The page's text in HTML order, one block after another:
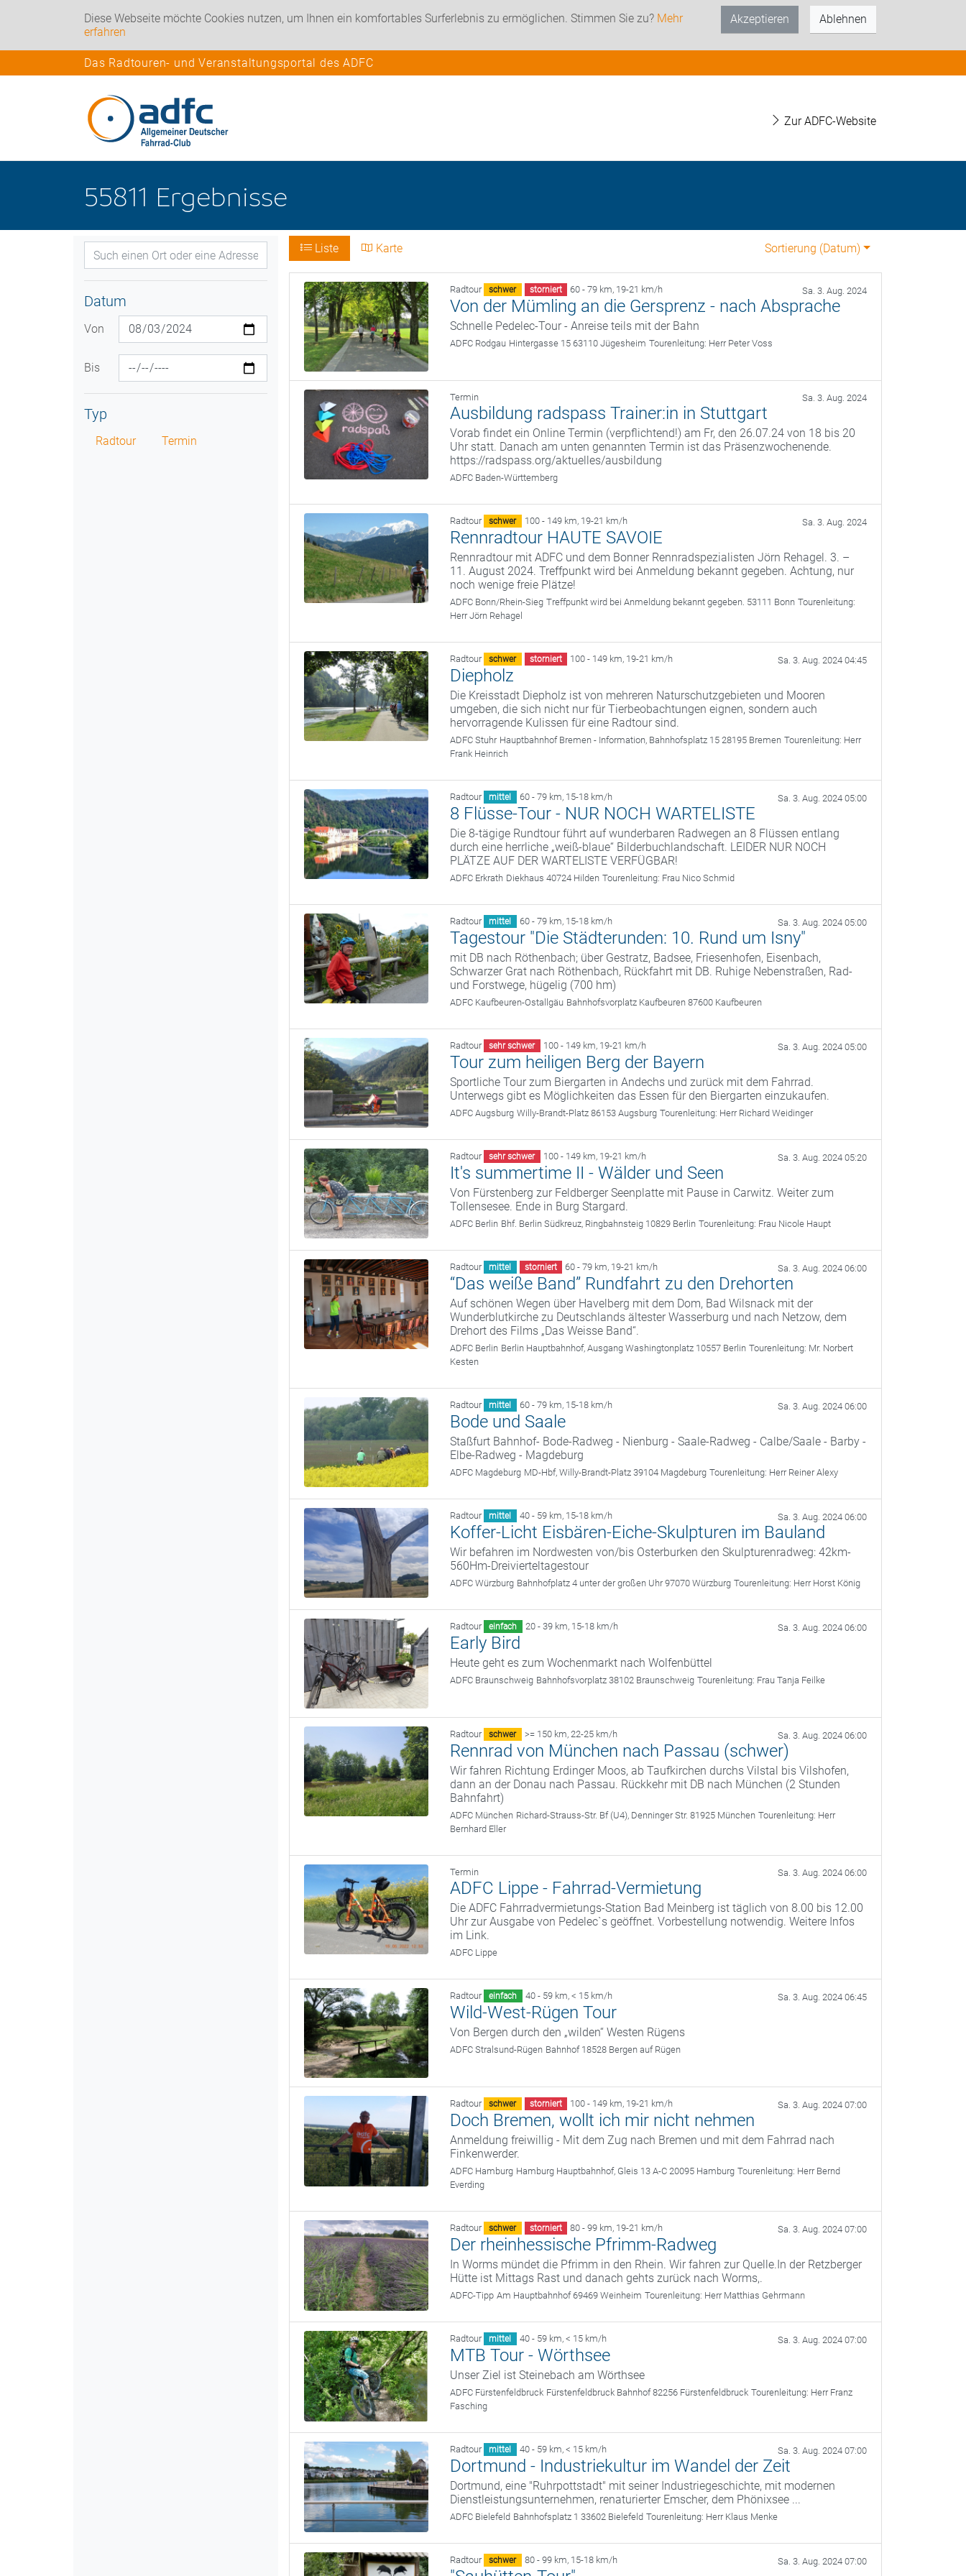
Diese Webseite möchte Cookies nutzen, um Ihnen ein komfortables Surferlebnis zu ermöglichen. Stimmen Sie zu? Mehr
erfahren
Akzeptieren Ablehnen
Das Radtouren- und Veranstaltungsportal des ADFC
Zur ADFC-Website
55811 Ergebnisse
Datum
Von
Bis
Typ
Radtour Termin
Liste Karte Sortierung (Datum)
Radtour schwer storniert 60 - 79 km, 19-21 km/h Sa. 3. Aug. 2024
Von der Mümling an die Gersprenz - nach Absprache
Schnelle Pedelec-Tour - Anreise teils mit der Bahn
ADFC Rodgau Hintergasse 15 63110 Jügesheim Tourenleitung: Herr Peter Voss
Termin Sa. 3. Aug. 2024
Ausbildung radspass Trainer:in in Stuttgart
Vorab findet ein Online Termin (verpflichtend!) am Fr, den 26.07.24 von 18 bis 20
Uhr statt. Danach am unten genannten Termin ist das Präsenzwochenende.
https://radspass.org/aktuelles/ausbildung
ADFC Baden-Württemberg
Radtour schwer 100 - 149 km, 19-21 km/h Sa. 3. Aug. 2024
Rennradtour HAUTE SAVOIE
Rennradtour mit ADFC und dem Bonner Rennradspezialisten Jörn Rehagel. 3. –
11. August 2024. Treffpunkt wird bei Anmeldung bekannt gegeben. Achtung, nur
noch wenige freie Plätze!
ADFC Bonn/Rhein-Sieg Treffpunkt wird bei Anmeldung bekannt gegeben. 53111 Bonn Tourenleitung:
Herr Jörn Rehagel
Radtour schwer storniert 100 - 149 km, 19-21 km/h Sa. 3. Aug. 2024 04:45
Diepholz
Die Kreisstadt Diepholz ist von mehreren Naturschutzgebieten und Mooren
umgeben, die sich nicht nur für Tierbeobachtungen eignen, sondern auch
hervorragende Kulissen für eine Radtour sind.
ADFC Stuhr Hauptbahnhof Bremen - Information, Bahnhofsplatz 15 28195 Bremen Tourenleitung: Herr
Frank Heinrich
Radtour mittel 60 - 79 km, 15-18 km/h Sa. 3. Aug. 2024 05:00
8 Flüsse-Tour - NUR NOCH WARTELISTE
Die 8-tägige Rundtour führt auf wunderbaren Radwegen an 8 Flüssen entlang
durch eine herrliche „weiß-blaue“ Bilderbuchlandschaft. LEIDER NUR NOCH
PLÄTZE AUF DER WARTELISTE VERFÜGBAR!
ADFC Erkrath Diekhaus 40724 Hilden Tourenleitung: Frau Nico Schmid
Radtour mittel 60 - 79 km, 15-18 km/h Sa. 3. Aug. 2024 05:00
Tagestour "Die Städterunden: 10. Rund um Isny"
mit DB nach Röthenbach; über Gestratz, Badsee, Friesenhofen, Eisenbach,
Schwarzer Grat nach Röthenbach, Rückfahrt mit DB. Ruhige Nebenstraßen, Rad-
und Forstwege, hügelig (700 hm)
ADFC Kaufbeuren-Ostallgäu Bahnhofsvorplatz Kaufbeuren 87600 Kaufbeuren
Radtour sehr schwer 100 - 149 km, 19-21 km/h Sa. 3. Aug. 2024 05:00
Tour zum heiligen Berg der Bayern
Sportliche Tour zum Biergarten in Andechs und zurück mit dem Fahrrad.
Unterwegs gibt es Möglichkeiten das Essen für den Biergarten einzukaufen.
ADFC Augsburg Willy-Brandt-Platz 86153 Augsburg Tourenleitung: Herr Richard Weidinger
Radtour sehr schwer 100 - 149 km, 19-21 km/h Sa. 3. Aug. 2024 05:20
It's summertime II - Wälder und Seen
Von Fürstenberg zur Feldberger Seenplatte mit Pause in Carwitz. Weiter zum
Tollensesee. Ende in Burg Stargard.
ADFC Berlin Bhf. Berlin Südkreuz, Ringbahnsteig 10829 Berlin Tourenleitung: Frau Nicole Haupt
Radtour mittel storniert 60 - 79 km, 19-21 km/h Sa. 3. Aug. 2024 06:00
“Das weiße Band” Rundfahrt zu den Drehorten
Auf schönen Wegen über Havelberg mit dem Dom, Bad Wilsnack mit der
Wunderblutkirche zu Deutschlands ältester Wasserburg und nach Netzow, dem
Drehort des Films „Das Weisse Band“.
ADFC Berlin Berlin Hauptbahnhof, Ausgang Washingtonplatz 10557 Berlin Tourenleitung: Mr. Norbert
Kesten
Radtour mittel 60 - 79 km, 15-18 km/h Sa. 3. Aug. 2024 06:00
Bode und Saale
Staßfurt Bahnhof- Bode-Radweg - Nienburg - Saale-Radweg - Calbe/Saale - Barby -
Elbe-Radweg - Magdeburg
ADFC Magdeburg MD-Hbf, Willy-Brandt-Platz 39104 Magdeburg Tourenleitung: Herr Reiner Alexy
Radtour mittel 40 - 59 km, 15-18 km/h Sa. 3. Aug. 2024 06:00
Koffer-Licht Eisbären-Eiche-Skulpturen im Bauland
Wir befahren im Nordwesten von/bis Osterburken den Skulpturenradweg: 42km-
560Hm-Dreivierteltagestour
ADFC Würzburg Bahnhofplatz 4 unter der großen Uhr 97070 Würzburg Tourenleitung: Herr Horst König
Radtour einfach 20 - 39 km, 15-18 km/h Sa. 3. Aug. 2024 06:00
Early Bird
Heute geht es zum Wochenmarkt nach Wolfenbüttel
ADFC Braunschweig Bahnhofsvorplatz 38102 Braunschweig Tourenleitung: Frau Tanja Feilke
Radtour schwer >= 150 km, 22-25 km/h Sa. 3. Aug. 2024 06:00
Rennrad von München nach Passau (schwer)
Wir fahren Richtung Erdinger Moos, ab Taufkirchen durchs Vilstal bis Vilshofen,
dann an der Donau nach Passau. Rückkehr mit DB nach München (2 Stunden
Bahnfahrt)
ADFC München Richard-Strauss-Str. Bf (U4), Denninger Str. 81925 München Tourenleitung: Herr
Bernhard Eller
Termin Sa. 3. Aug. 2024 06:00
ADFC Lippe - Fahrrad-Vermietung
Die ADFC Fahrradvermietungs-Station Bad Meinberg ist täglich von 8.00 bis 12.00
Uhr zur Ausgabe von Pedelec`s geöffnet. Vorbestellung notwendig. Weitere Infos
im Link.
ADFC Lippe
Radtour einfach 40 - 59 km, < 15 km/h Sa. 3. Aug. 2024 06:45
Wild-West-Rügen Tour
Von Bergen durch den „wilden“ Westen Rügens
ADFC Stralsund-Rügen Bahnhof 18528 Bergen auf Rügen
Radtour schwer storniert 100 - 149 km, 19-21 km/h Sa. 3. Aug. 2024 07:00
Doch Bremen, wollt ich mir nicht nehmen
Anmeldung freiwillig - Mit dem Zug nach Bremen und mit dem Fahrrad nach
Finkenwerder.
ADFC Hamburg Hamburg Hauptbahnhof, Gleis 13 A-C 20095 Hamburg Tourenleitung: Herr Bernd
Everding
Radtour schwer storniert 80 - 99 km, 19-21 km/h Sa. 3. Aug. 2024 07:00
Der rheinhessische Pfrimm-Radweg
In Worms mündet die Pfrimm in den Rhein. Wir fahren zur Quelle.In der Retzberger
Hütte ist Mittags Rast und danach gehts zurück nach Worms,.
ADFC-Tipp Am Hauptbahnhof 69469 Weinheim Tourenleitung: Herr Matthias Gehrmann
Radtour mittel 40 - 59 km, < 15 km/h Sa. 3. Aug. 2024 07:00
MTB Tour - Wörthsee
Unser Ziel ist Steinebach am Wörthsee
ADFC Fürstenfeldbruck Fürstenfeldbruck Bahnhof 82256 Fürstenfeldbruck Tourenleitung: Herr Franz
Fasching
Radtour mittel 40 - 59 km, < 15 km/h Sa. 3. Aug. 2024 07:00
Dortmund - Industriekultur im Wandel der Zeit
Dortmund, eine "Ruhrpottstadt" mit seiner Industriegeschichte, mit modernen
Dienstleistungsunternehmen, renaturierter Emscher, dem Phönixsee ...
ADFC Bielefeld Bahnhofsplatz 1 33602 Bielefeld Tourenleitung: Herr Klaus Menke
Radtour schwer 80 - 99 km, 15-18 km/h Sa. 3. Aug. 2024 07:00